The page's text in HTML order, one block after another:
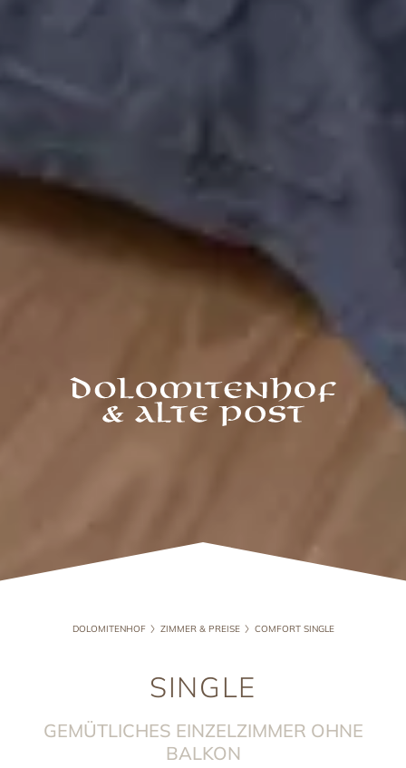
DOLOMITENHOF ZIMMER & PREISE COMFORT SINGLE
SINGLE
GEMÜTLICHES EINZELZIMMER OHNE
BALKON